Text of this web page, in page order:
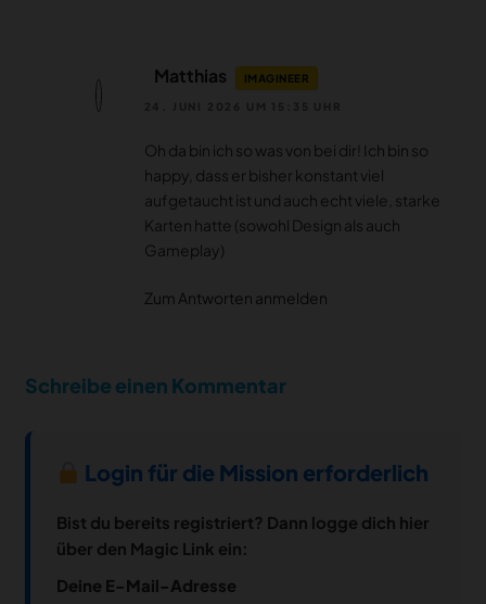
Matthias IMAGINEER
Oh da bin ich so was von bei dir! Ich bin so
happy, dass er bisher konstant viel
aufgetaucht ist und auch echt viele, starke
Karten hatte (sowohl Design als auch
Gameplay)
Zum Antworten anmelden
Schreibe einen Kommentar
Login für die Mission erforderlich
Bist du bereits registriert? Dann logge dich hier
über den Magic Link ein:
Deine E-Mail-Adresse